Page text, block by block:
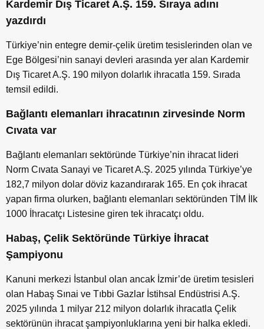
Kardemir Dış Ticaret A.Ş. 159. Sıraya adını
yazdırdı
Türkiye’nin entegre demir-çelik üretim tesislerinden olan ve
Ege Bölgesi’nin sanayi devleri arasında yer alan Kardemir
Dış Ticaret A.Ş. 190 milyon dolarlık ihracatla 159. Sırada
temsil edildi.
Bağlantı elemanları ihracatının zirvesinde Norm
Cıvata var
Bağlantı elemanları sektöründe Türkiye’nin ihracat lideri
Norm Cıvata Sanayi ve Ticaret A.Ş. 2025 yılında Türkiye’ye
182,7 milyon dolar döviz kazandırarak 165. En çok ihracat
yapan firma olurken, bağlantı elemanları sektöründen TİM İlk
1000 İhracatçı Listesine giren tek ihracatçı oldu.
Habaş, Çelik Sektöründe Türkiye İhracat
Şampiyonu
Kanuni merkezi İstanbul olan ancak İzmir’de üretim tesisleri
olan Habaş Sınai ve Tıbbi Gazlar İstihsal Endüstrisi A.Ş.
2025 yılında 1 milyar 212 milyon dolarlık ihracatla Çelik
sektörünün ihracat şampiyonluklarına yeni bir halka ekledi.